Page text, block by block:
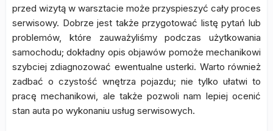
przed wizytą w warsztacie może przyspieszyć cały proces
serwisowy. Dobrze jest także przygotować listę pytań lub
problemów, które zauważyliśmy podczas użytkowania
samochodu; dokładny opis objawów pomoże mechanikowi
szybciej zdiagnozować ewentualne usterki. Warto również
zadbać o czystość wnętrza pojazdu; nie tylko ułatwi to
pracę mechanikowi, ale także pozwoli nam lepiej ocenić
stan auta po wykonaniu usług serwisowych.